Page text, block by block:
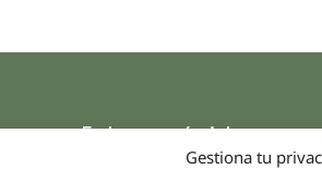
Gestiona tu